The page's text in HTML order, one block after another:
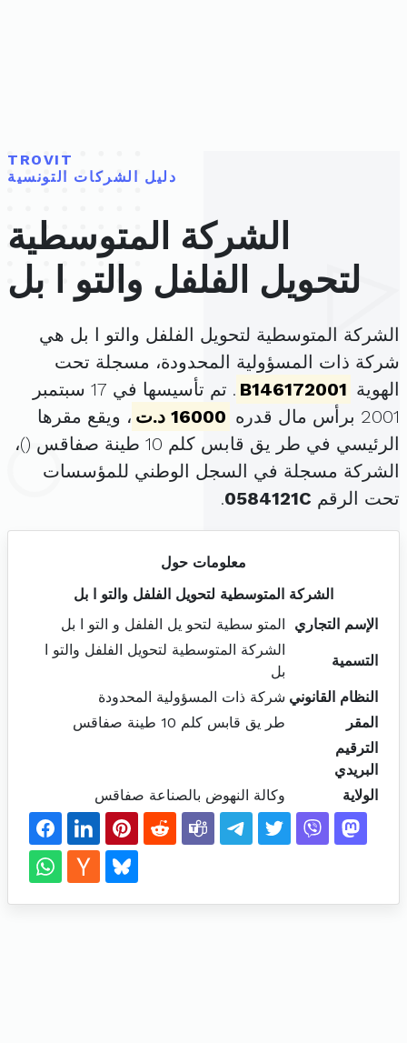
TROVIT
دليل الشركات التونسية
الشركة المتوسطية
لتحويل الفلفل والتو ا بل
الشركة المتوسطية لتحويل الفلفل والتو ا بل هي
شركة ذات المسؤولية المحدودة، مسجلة تحت
الهوية B146172001
. تم تأسيسها في 17 سبتمبر
2001 برأس مال قدره
16000 د.ت
، ويقع مقرها
الرئيسي في طر يق قابس كلم 10 طينة صفاقس (
)،
الشركة مسجلة في السجل الوطني للمؤسسات
تحت الرقم 0584121C
.
معلومات حول
الشركة المتوسطية لتحويل الفلفل والتو ا بل
الإسم التجاري
المتو سطية لتحو يل الفلفل و التو ا بل
التسمية
الشركة المتوسطية لتحويل الفلفل والتو ا
بل
النظام القانوني شركة ذات المسؤولية المحدودة
المقر
طر يق قابس كلم 10 طينة صفاقس
الترقيم
البريدي
الولاية
وكالة النهوض بالصناعة صفاقس